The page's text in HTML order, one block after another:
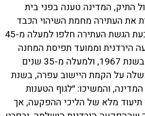
התיק, המדינה טענה בפני בית
את העתירה מחמת השיהוי הכבד
בהעלאת הטענות. ״בעת הגשת העתירה חלפו למעלה מ-45
הירדנית וממועד תפיסת המחנה
הצבאי על ידי צה"ל בשנת 1967, ולמעלה מ-35 שנים
על הקמת היישוב עפרה, בשנת
המדינה, והמשיכו: ״לגוף הטענות
תיעוד מלא של הליכי ההפקעה, אך